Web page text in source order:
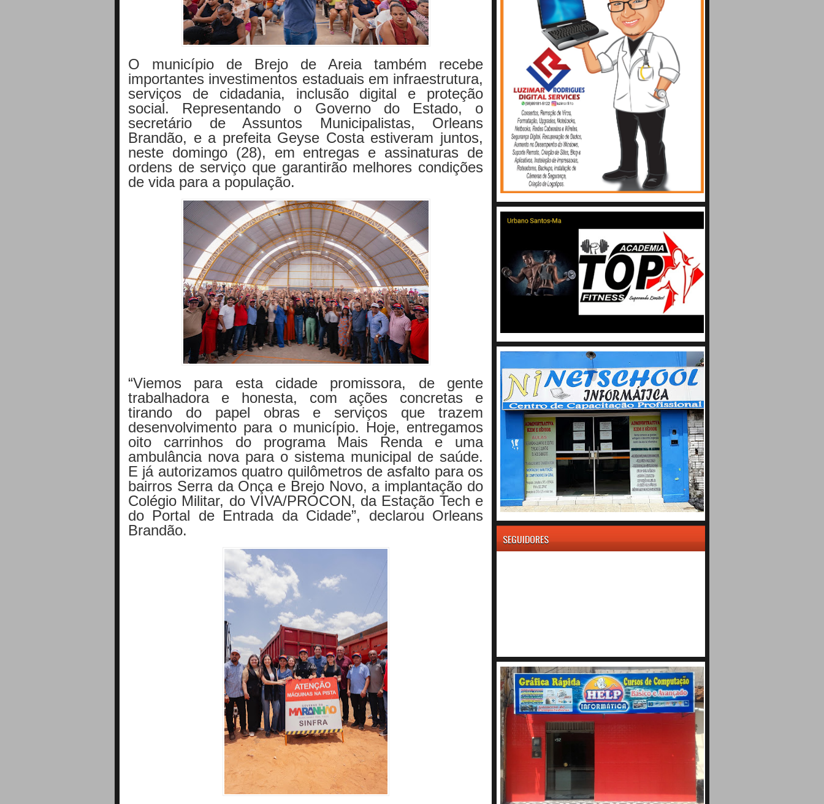
O município de Brejo de Areia também recebe
importantes investimentos estaduais em infraestrutura,
serviços de cidadania, inclusão digital e proteção
social. Representando o Governo do Estado, o
secretário de Assuntos Municipalistas, Orleans
Brandão, e a prefeita Geyse Costa estiveram juntos,
neste domingo (28), em entregas e assinaturas de
ordens de serviço que garantirão melhores condições
de vida para a população.
“Viemos para esta cidade promissora, de gente
trabalhadora e honesta, com ações concretas e
tirando do papel obras e serviços que trazem
desenvolvimento para o município. Hoje, entregamos
oito carrinhos do programa Mais Renda e uma
ambulância nova para o sistema municipal de saúde.
E já autorizamos quatro quilômetros de asfalto para os
bairros Serra da Onça e Brejo Novo, a implantação do
Colégio Militar, do VIVA/PROCON, da Estação Tech e
do Portal de Entrada da Cidade”, declarou Orleans
Brandão.
SEGUIDORES